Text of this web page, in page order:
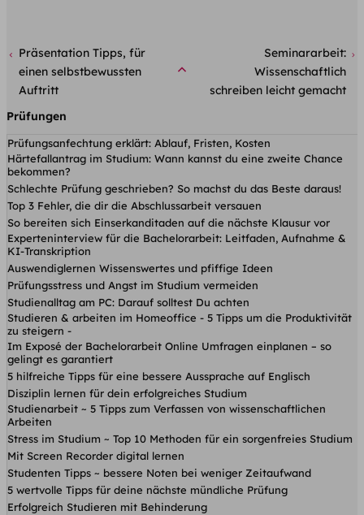
Präsentation Tipps, für
einen selbstbewussten
Auftritt
Seminararbeit:
Wissenschaftlich
schreiben leicht gemacht
Prüfungen
Prüfungsanfechtung erklärt: Ablauf, Fristen, Kosten
Härtefallantrag im Studium: Wann kannst du eine zweite Chance
bekommen?
Schlechte Prüfung geschrieben? So machst du das Beste daraus!
Top 3 Fehler, die dir die Abschlussarbeit versauen
So bereiten sich Einserkanditaden auf die nächste Klausur vor
Experteninterview für die Bachelorarbeit: Leitfaden, Aufnahme &
KI-Transkription
Auswendiglernen Wissenswertes und pfiffige Ideen
Prüfungsstress und Angst im Studium vermeiden
Studienalltag am PC: Darauf solltest Du achten
Studieren & arbeiten im Homeoffice - 5 Tipps um die Produktivität
zu steigern -
Im Exposé der Bachelorarbeit Online Umfragen einplanen – so
gelingt es garantiert
5 hilfreiche Tipps für eine bessere Aussprache auf Englisch
Disziplin lernen für dein erfolgreiches Studium
Studienarbeit ~ 5 Tipps zum Verfassen von wissenschaftlichen
Arbeiten
Stress im Studium ~ Top 10 Methoden für ein sorgenfreies Studium
Mit Screen Recorder digital lernen
Studenten Tipps ~ bessere Noten bei weniger Zeitaufwand
5 wertvolle Tipps für deine nächste mündliche Prüfung
Erfolgreich Studieren mit Behinderung